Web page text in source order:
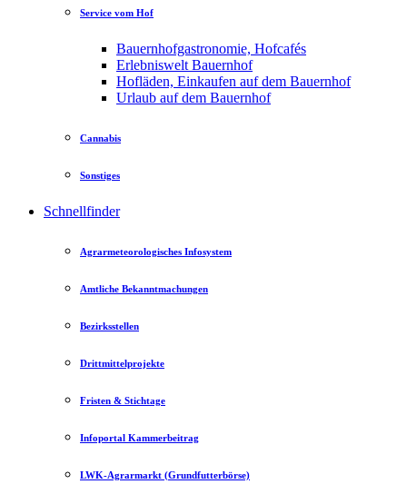
Service vom Hof
Bauernhofgastronomie, Hofcafés
Erlebniswelt Bauernhof
Hofläden, Einkaufen auf dem Bauernhof
Urlaub auf dem Bauernhof
Cannabis
Sonstiges
Schnellfinder
Agrarmeteorologisches Infosystem
Amtliche Bekanntmachungen
Bezirksstellen
Drittmittelprojekte
Fristen & Stichtage
Infoportal Kammerbeitrag
LWK-Agrarmarkt (Grundfutterbörse)